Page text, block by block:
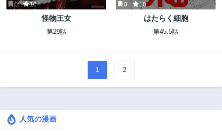
0 10
怪物王女
第29話
0 10
はたらく細胞
第45.5話
1 2
人気の漫画